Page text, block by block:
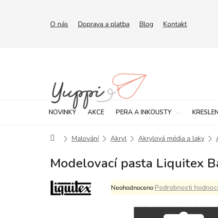
O nás Doprava a platba Blog Kontakt
NOVINKY AKCE PERA A INKOUSTY
DomůMalování Akryl Akrylová média a laky
Modelovací pasta Liquitex
Průměrné
hodnocení
NeohodnocenoPodrobnosti